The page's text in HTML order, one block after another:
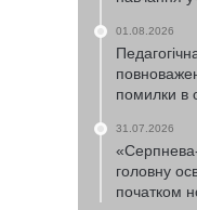
01.08.2026
помилки в
31.07.2026
головну
початком